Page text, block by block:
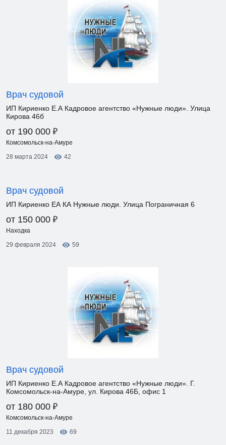
Врач судовой
ИП Кириенко Е.А Кадровое агентство «Нужные люди». Улица
Кирова 46б
от 190 000 ₽
Комсомольск-на-Амуре
28 марта 2024
42
Врач судовой
ИП Кириенко ЕА КА Нужные люди. Улица Пограничная 6
от 150 000 ₽
Находка
29 февраля 2024
59
Врач судовой
ИП Кириенко Е.А Кадровое агентство «Нужные люди». Г.
Комсомольск-на-Амуре, ул. Кирова 46Б, офис 1
от 180 000 ₽
Комсомольск-на-Амуре
11 декабря 2023
69